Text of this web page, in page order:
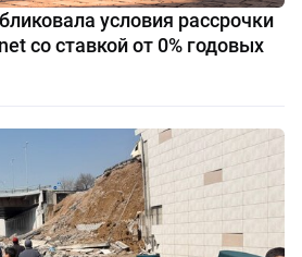
условия рассрочки
со ставкой от 0% годовых